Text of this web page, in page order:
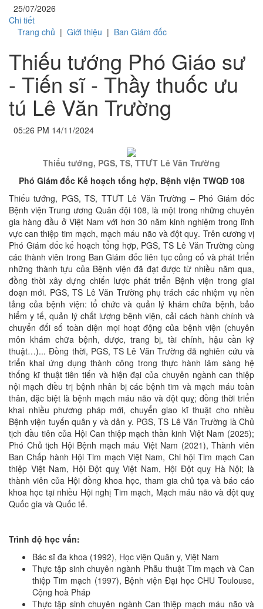
25/07/2026
Chi tiết
Trang chủ | Giới thiệu | Ban Giám đốc
Thiếu tướng Phó Giáo sư
- Tiến sĩ - Thầy thuốc ưu
tú Lê Văn Trường
05:26 PM 14/11/2024
Thiếu tướng, PGS, TS, TTƯT Lê Văn Trường
Phó Giám đốc Kế hoạch tổng hợp, Bệnh viện TWQĐ 108
Thiếu tướng, PGS, TS, TTƯT Lê Văn Trường – Phó Giám đốc
Bệnh viện Trung ương Quân đội 108, là một trong những chuyên
gia hàng đầu ở Việt Nam với hơn 30 năm kinh nghiệm trong lĩnh
vực can thiệp tim mạch, mạch máu não và đột quỵ. Trên cương vị
Phó Giám đốc kế hoạch tổng hợp, PGS, TS Lê Văn Trường cùng
các thành viên trong Ban Giám đốc liên tục củng cố và phát triển
những thành tựu của Bệnh viện đã đạt được từ nhiều năm qua,
đồng thời xây dựng chiến lược phát triển Bệnh viện trong giai
đoạn mới. PGS, TS Lê Văn Trường phụ trách các nhiệm vụ nền
tảng của bệnh viện: tổ chức và quản lý khám chữa bệnh, bảo
hiểm y tế, quản lý chất lượng bệnh viện, cải cách hành chính và
chuyển đổi số toàn diện mọi hoạt động của bệnh viện (chuyên
môn khám chữa bệnh, dược, trang bị, tài chính, hậu cần kỹ
thuật…)... Đồng thời, PGS, TS Lê Văn Trường đã nghiên cứu và
triển khai ứng dụng thành công trong thực hành lâm sàng hệ
thống kĩ thuật tiên tiến và hiện đại của chuyên ngành can thiệp
nội mạch điều trị bệnh nhân bị các bệnh tim và mạch máu toàn
thân, đặc biệt là bệnh mạch máu não và đột quỵ; đồng thời triển
khai nhiều phương pháp mới, chuyển giao kĩ thuật cho nhiều
Bệnh viện tuyến quân y và dân y. PGS, TS Lê Văn Trường là Chủ
tịch đầu tiên của Hội Can thiệp mạch thần kinh Việt Nam (2025);
Phó Chủ tịch Hội Bệnh mạch máu Việt Nam (2021), Thành viên
Ban Chấp hành Hội Tim mạch Việt Nam, Chi hội Tim mạch Can
thiệp Việt Nam, Hội Đột quỵ Việt Nam, Hội Đột quỵ Hà Nội; là
thành viên của Hội đồng khoa học, tham gia chủ tọa và báo cáo
khoa học tại nhiều Hội nghị Tim mạch, Mạch máu não và đột quỵ
Quốc gia và Quốc tế.
Trình độ học vấn:
Bác sĩ đa khoa (1992), Học viện Quân y, Việt Nam
Thực tập sinh chuyên ngành Phẫu thuật Tim mạch và Can
thiệp Tim mạch (1997), Bệnh viện Đại học CHU Toulouse,
Cộng hoà Pháp
Thực tập sinh chuyên ngành Can thiệp mạch máu não và